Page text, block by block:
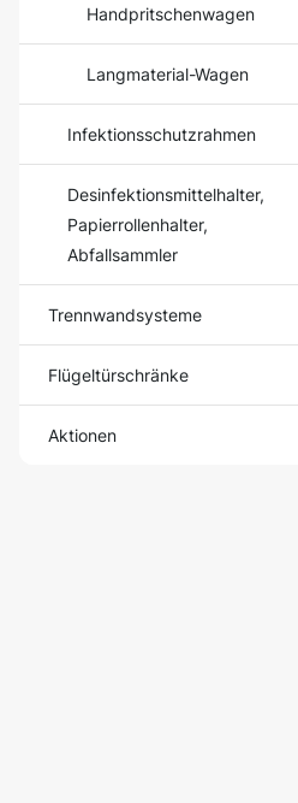
Handpritschenwagen
Langmaterial-Wagen
Infektionsschutzrahmen
Desinfektionsmittelhalter,
Papierrollenhalter,
Abfallsammler
Trennwandsysteme
Flügeltürschränke
Aktionen